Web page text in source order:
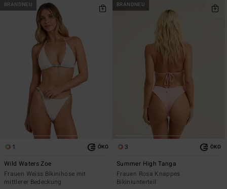
BRANDNEU
1 ÖKO
Wild Waters Zoe
Frauen Weiss Bikinihose mit
mittlerer Bedeckung
BRANDNEU
3 ÖKO
Summer High Tanga
Frauen Rosa Knappes
Bikiniunterteil